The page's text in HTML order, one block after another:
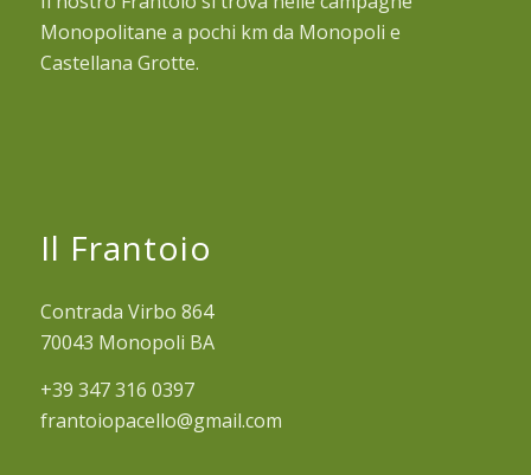
Monopolitane a pochi km da Monopoli e
Castellana Grotte.
Il Frantoio
Contrada Virbo 864
70043 Monopoli BA
+39 347 316 0397
frantoiopacello@gmail.com